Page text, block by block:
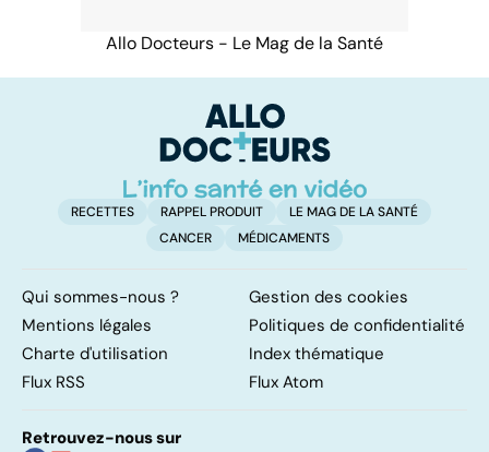
Allo Docteurs - Le Mag de la Santé
RECETTES RAPPEL PRODUIT
LE MAG DE LA SANTÉ
CANCER
MÉDICAMENTS
Qui sommes-nous ?
Gestion des cookies
Mentions légales
Politiques de confidentialité
Charte d'utilisation
Index thématique
Flux RSS
Flux Atom
Retrouvez-nous sur